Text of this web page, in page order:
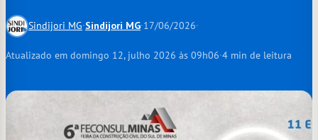
Sindijori MG·Sindijori MG·17/06/2026·
Atualizado em domingo 12, julho 2026 às 09h06·4 min de leitura